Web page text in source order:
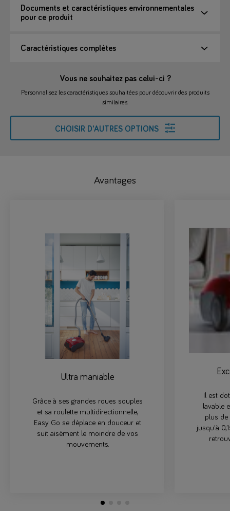
Documents et caractéristiques environnementales
pour ce produit
Caractéristiques complètes
Vous ne souhaitez pas celui-ci ?
Personnalisez les caractéristiques souhaitées pour découvrir des produits
similaires.
CHOISIR D'AUTRES OPTIONS
Avantages
Ultra maniable
Grâce à ses grandes roues souples
et sa roulette multidirectionnelle,
Easy Go se déplace en douceur et
suit aisément le moindre de vos
mouvements.
Il est
lavable
plus de
jusqu'à